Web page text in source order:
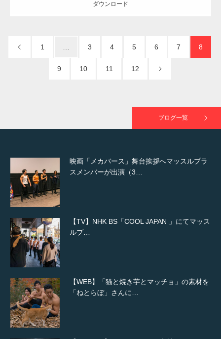
ダウンロード
1 3 4 5 6 7 8
9 10 11 12
ブログ一覧
た（6/8放送）
スメンバーが出演（3…
ルプ…
「ねとらぼ」さんに…